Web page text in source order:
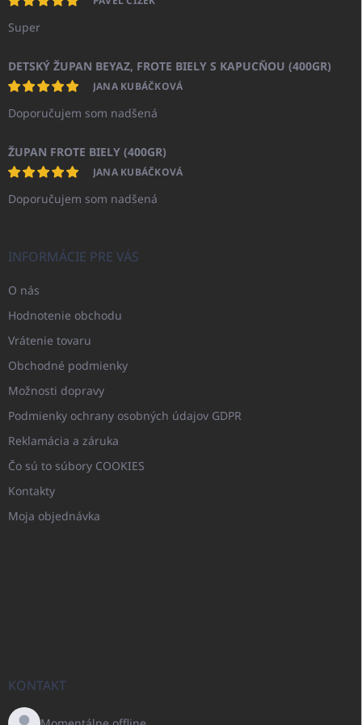
Super
DETSKÝ ŽUPAN BEYAZ, FROTE BIELY S KAPUCŇOU (400GR)
JANA KUBÁČKOVÁ
Doporučujem som nadšená
ŽUPAN FROTE BIELY (400GR)
JANA KUBÁČKOVÁ
Doporučujem som nadšená
INFORMÁCIE PRE VÁS
O nás
Hodnotenie obchodu
Vrátenie tovaru
Obchodné podmienky
Možnosti dopravy
Podmienky ochrany osobných údajov GDPR
Reklamácia a záruka
Čo sú to súbory COOKIES
Kontakty
Moja objednávka
KONTAKT